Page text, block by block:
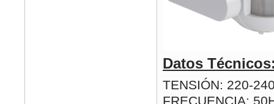
Datos
TENSIÓN: 220-
FRECUENCIA: